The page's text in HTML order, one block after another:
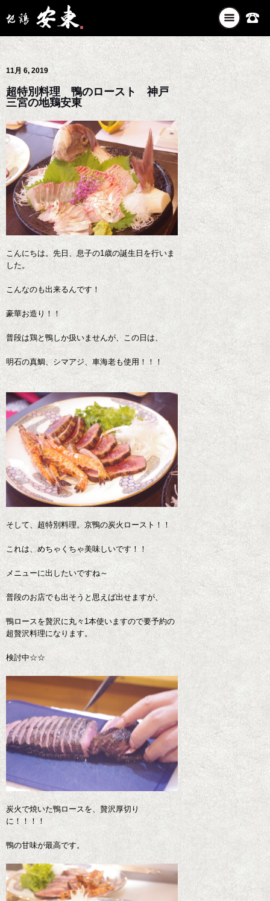
ナ
ビ
ゲ
シ
11月 6, 2019
超特別料理 鴨のロースト 神戸
三宮の地鶏安東
こんにちは。先日、息子の1歳の誕生日を行いま
した。
こんなのも出来るんです！
豪華お造り！！
普段は鶏と鴨しか扱いませんが、この日は、
明石の真鯛、シマアジ、車海老も使用！！！
そして、超特別料理。京鴨の炭火ロースト！！
これは、めちゃくちゃ美味しいです！！
メニューに出したいですね～
普段のお店でも出そうと思えば出せますが、
鴨ロースを贅沢に丸々1本使いますので要予約の
超贅沢料理になります。
検討中☆☆
炭火で焼いた鴨ロースを、贅沢厚切り
に！！！！
鴨の甘味が最高です。